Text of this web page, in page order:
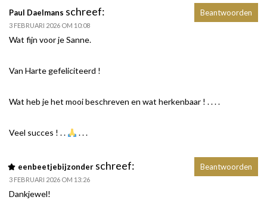
Paul Daelmans schreef:
3 FEBRUARI 2026 OM 10:08
Wat fijn voor je Sanne.
Van Harte gefeliciteerd !
Wat heb je het mooi beschreven en wat herkenbaar ! . . . .
Veel succes ! . . . . .
Beantwoorden
eenbeetjebijzonder schreef:
3 FEBRUARI 2026 OM 13:26
Dankjewel!
Beantwoorden